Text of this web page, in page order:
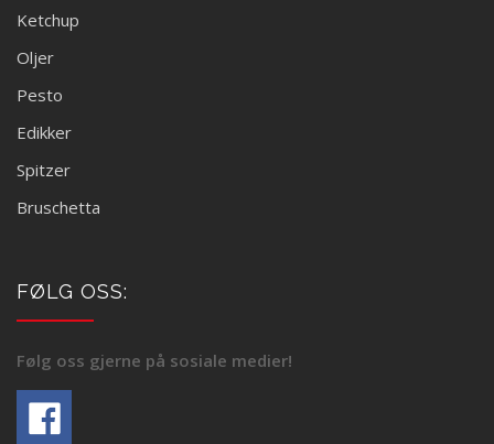
Ketchup
Oljer
Pesto
Edikker
Spitzer
Bruschetta
FØLG OSS:
Følg oss gjerne på sosiale medier!